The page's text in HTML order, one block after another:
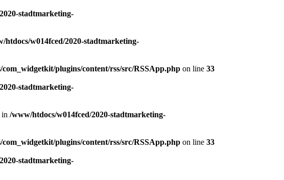
stadtmarketing-
htdocs/w014fced/2020-stadtmarketing-
plugins/content/rss/src/RSSApp.php on line 33
stadtmarketing-
/www/htdocs/w014fced/2020-stadtmarketing-
plugins/content/rss/src/RSSApp.php on line 33
stadtmarketing-